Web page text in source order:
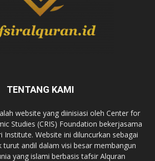
TENTANG KAMI
website yang diinisiasi oleh Center for
Studies (CRIS) Foundation bekerjasama
Institute. Website ini diluncurkan sebagai
turut andil dalam visi besar membangun
yang islami berbasis tafsir Alquran